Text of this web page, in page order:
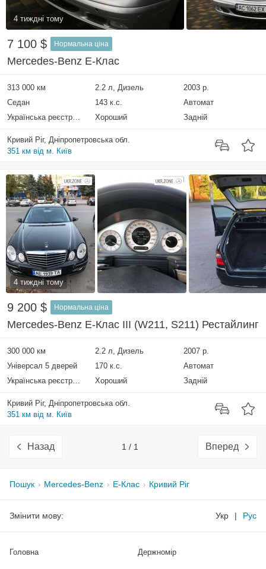
4 тиждні тому
7 100 $ Нормальна ціна
Mercedes-Benz E-Клас
313 000 км 2.2 л, Дизель
2003 р.
Седан
143 к.с.
Автомат
Українська реєстрація
Хороший Задній
Кривий Ріг, Дніпропетровська обл.
351 км від м. Київ
4 тиждні тому
9 200 $ Нормальна ціна
Mercedes-Benz E-Клас III (W211, S211) Рестайлинг
300 000 км 2.2 л, Дизель
2007 р.
Універсал 5 дверей
170 к.с.
Автомат
Українська реєстрація
Хороший Задній
Кривий Ріг, Дніпропетровська обл.
351 км від м. Київ
Назад 1 / 1 Вперед
Пошук Mercedes-Benz E-Клас Кривий Ріг
Змінити мову: Укр | Рус
Головна Держномір